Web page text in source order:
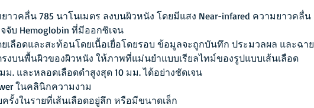
าวคลื่น 785 นาโนเมตร ลงบนผิวหนัง โดยมีแสง Near-infared ความยาวคลื่น
บ Hemoglobin ที่มีออกซิเจน
เลือดและสะท้อนโดยเนื้อเยื่อโดยรอบ ข้อมูลจะถูกบันทึก ประมวลผล และฉาย
งบนพื้นผิวของผิวหนัง ให้ภาพที่แม่นยําแบบเรียลไทม์ของรูปแบบเส้นเลือด
ม. และหลอดเลือดดําสูงสุด 10 มม. ได้อย่างชัดเจน
ในคลินิกความงาม
รั้งในรายที่เส้นเลือดอยู่ลึก หรือมีขนาดเล็ก